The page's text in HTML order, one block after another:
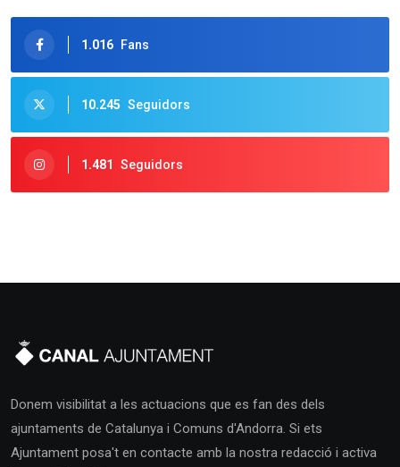
1.016 Fans
10.245 Seguidors
1.481 Seguidors
Donem visibilitat a les actuacions que es fan des dels
ajuntaments de Catalunya i Comuns d'Andorra. Si ets
Ajuntament posa't en contacte amb la nostra redacció i activa